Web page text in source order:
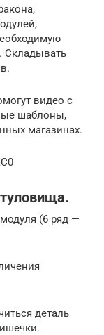
Складывать
видео с
шаблоны,
магазинах.
(6 ряд —
деталь